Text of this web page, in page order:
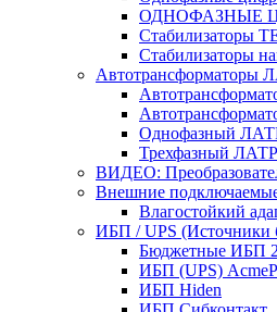
ОДНОФАЗНЫЕ
Стабилизаторы
Стабилизаторы
Автотрансформаторы
Однофазный
Трехфазный
ВИДЕО:
Внешние
Влагостойкий
ИБП / UPS (Источники
Бюджетные ИБП
ИБП (UPS)
ИБП Hiden